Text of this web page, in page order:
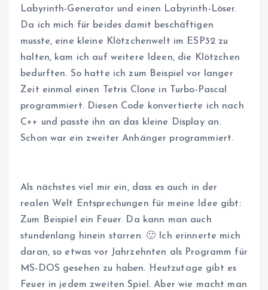
Labyrinth-Generator und einen Labyrinth-Löser.
Da ich mich für beides damit beschäftigen
musste, eine kleine Klötzchenwelt im ESP32 zu
halten, kam ich auf weitere Ideen, die Klötzchen
bedurften. So hatte ich zum Beispiel vor langer
Zeit einmal einen Tetris Clone in Turbo-Pascal
programmiert. Diesen Code konvertierte ich nach
C++ und passte ihn an das kleine Display an.
Schon war ein zweiter Anhänger programmiert.
Als nächstes viel mir ein, dass es auch in der
realen Welt Entsprechungen für meine Idee gibt:
Zum Beispiel ein Feuer. Da kann man auch
stundenlang hinein starren. 🙂 Ich erinnerte mich
daran, so etwas vor Jahrzehnten als Programm für
MS-DOS gesehen zu haben. Heutzutage gibt es
Feuer in jedem zweiten Spiel. Aber wie macht man